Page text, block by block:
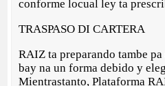
conforme locual ley ta
TRASPASO DI CARTERA
RAIZ ta preparando tambe
bay na un forma debido y
Mientrastanto, Plataforma